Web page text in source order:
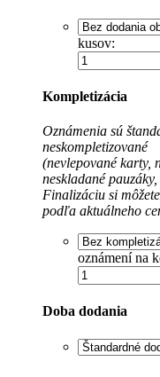
kusov:
Kompletizácia
Oznámenia sú
neskompletizované
(nevlepované karty,
neskladané
Finalizáciu si
podľa aktuálneho
oznámení na
Doba dodania